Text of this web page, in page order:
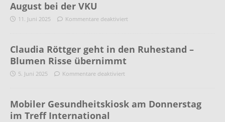
August bei der VKU
11. Juni 2025 Kommentare deaktiviert
Claudia Röttger geht in den Ruhestand –
Blumen Risse übernimmt
5. Juni 2025 Kommentare deaktiviert
Mobiler Gesundheitskiosk am Donnerstag
im Treff International